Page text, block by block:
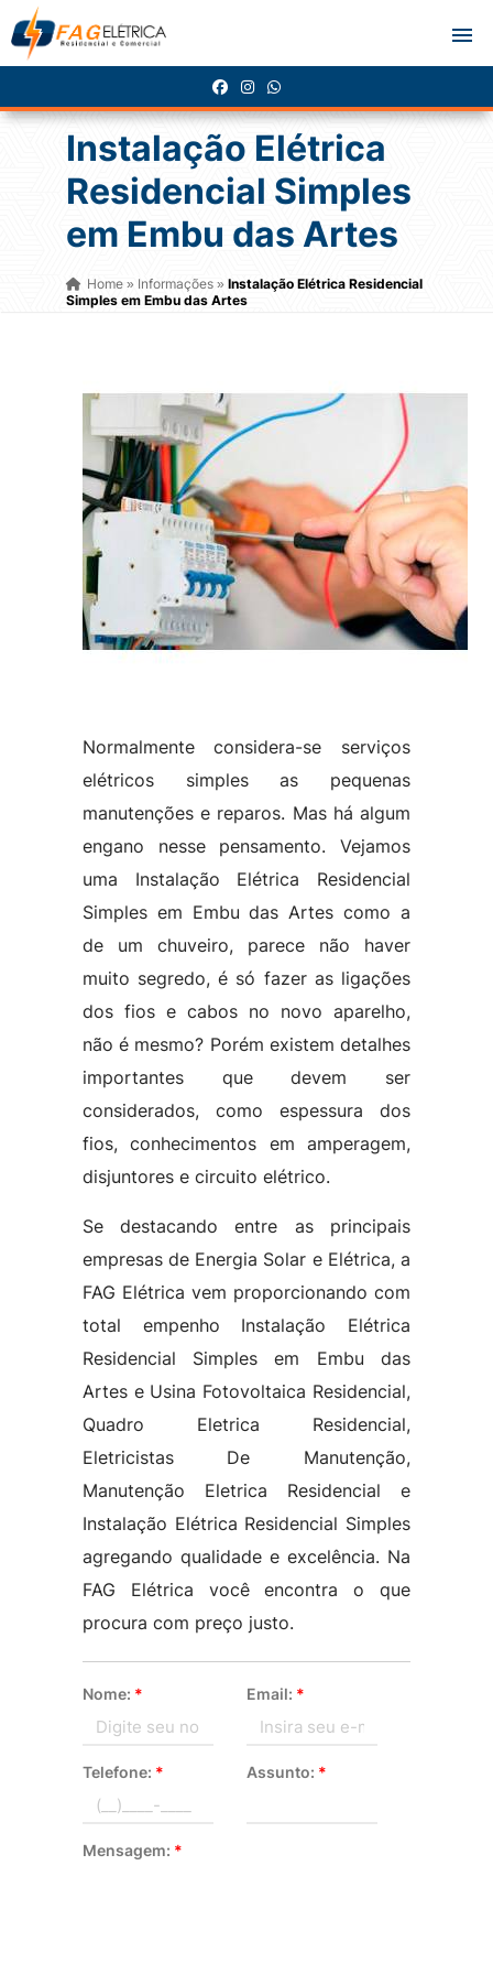
Instalação Elétrica
Residencial Simples
em Embu das Artes
Home» Informações » Instalação Elétrica Residencial
Simples em Embu das Artes
Normalmente considera-se serviços
elétricos simples as pequenas
manutenções e reparos. Mas há algum
engano nesse pensamento. Vejamos
uma Instalação Elétrica Residencial
Simples em Embu das Artes como a
de um chuveiro, parece não haver
muito segredo, é só fazer as ligações
dos fios e cabos no novo aparelho,
não é mesmo? Porém existem detalhes
importantes que devem ser
considerados, como espessura dos
fios, conhecimentos em amperagem,
disjuntores e circuito elétrico.
Se destacando entre as principais
empresas de Energia Solar e Elétrica, a
FAG Elétrica vem proporcionando com
total empenho Instalação Elétrica
Residencial Simples em Embu das
Artes e Usina Fotovoltaica Residencial,
Quadro Eletrica Residencial,
Eletricistas De Manutenção,
Manutenção Eletrica Residencial e
Instalação Elétrica Residencial Simples
agregando qualidade e excelência. Na
FAG Elétrica você encontra o que
procura com preço justo.
Nome: * Email: *
Telefone: * Assunto: *
Mensagem: *